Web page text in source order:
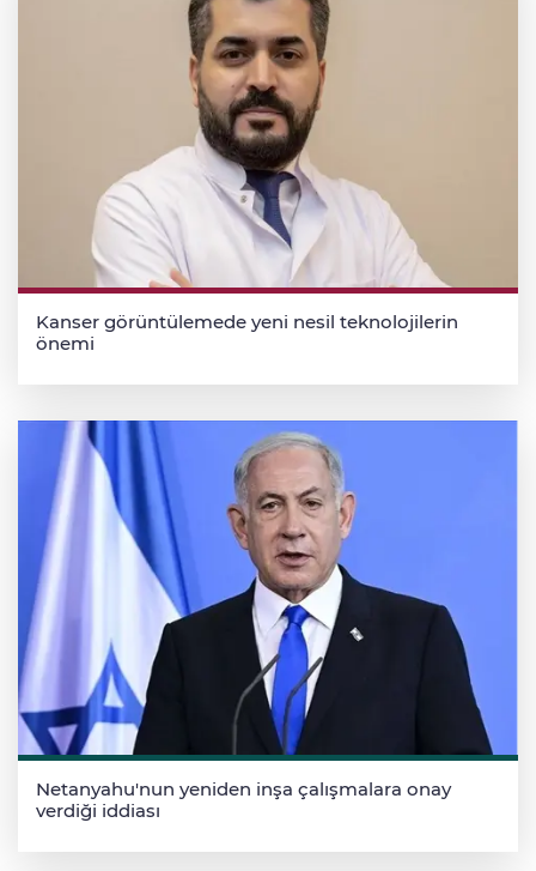
Kanser görüntülemede yeni nesil teknolojilerin
önemi
Netanyahu'nun yeniden inşa çalışmalara onay
verdiği iddiası